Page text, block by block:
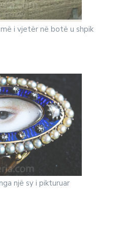
më i vjetër në botë u shpik
një sy i pikturuar